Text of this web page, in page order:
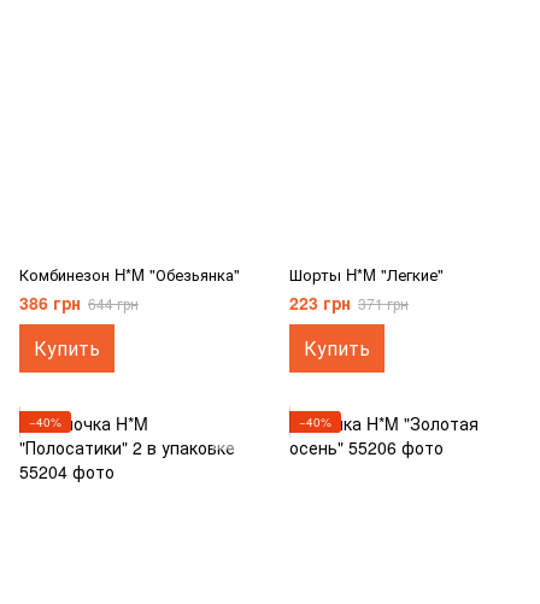
Комбинезон H*M "Обезьянка"
386 грн 644 грн
Купить
Шорты H*M "Легкие"
223 грн 371 грн
Купить
−40% −40%